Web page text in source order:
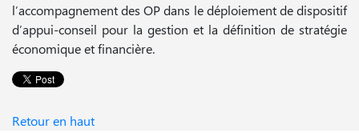
l’accompagnement des OP dans le déploiement de dispositif
d’appui-conseil pour la gestion et la définition de stratégie
économique et financière.
Retour en haut